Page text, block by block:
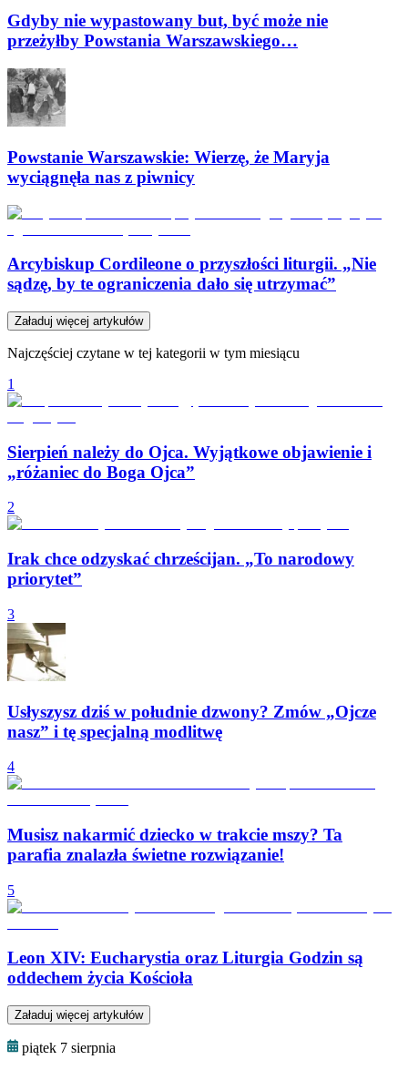
Gdyby nie wypastowany but, być może nie
przeżyłby Powstania Warszawskiego…
Powstanie Warszawskie: Wierzę, że Maryja
wyciągnęła nas z piwnicy
Arcybiskup Cordileone o przyszłości liturgii. „Nie
sądzę, by te ograniczenia dało się utrzymać”
Załaduj więcej artykułów
Najczęściej czytane w tej kategorii w tym miesiącu
1
Sierpień należy do Ojca. Wyjątkowe objawienie i
„różaniec do Boga Ojca”
2
Irak chce odzyskać chrześcijan. „To narodowy
priorytet”
3
Usłyszysz dziś w południe dzwony? Zmów „Ojcze
nasz” i tę specjalną modlitwę
4
Musisz nakarmić dziecko w trakcie mszy? Ta
parafia znalazła świetne rozwiązanie!
5
Leon XIV: Eucharystia oraz Liturgia Godzin są
oddechem życia Kościoła
Załaduj więcej artykułów
piątek 7 sierpnia